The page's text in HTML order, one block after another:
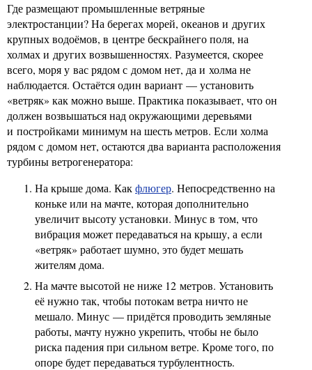
Где размещают промышленные ветряные
электростанции? На берегах морей, океанов и других
крупных водоёмов, в центре бескрайнего поля, на
холмах и других возвышенностях. Разумеется, скорее
всего, моря у вас рядом с домом нет, да и холма не
наблюдается. Остаётся один вариант — установить
«ветряк» как можно выше. Практика показывает, что он
должен возвышаться над окружающими деревьями
и постройками минимум на шесть метров. Если холма
рядом с домом нет, остаются два варианта расположения
турбины ветрогенератора:
На крыше дома. Какфлюгер. Непосредственно на
коньке или на мачте, которая дополнительно
увеличит высоту установки. Минус в том, что
вибрация может передаваться на крышу, а если
«ветряк» работает шумно, это будет мешать
жителям дома.
На мачте высотой не ниже 12 метров. Установить
её нужно так, чтобы потокам ветра ничто не
мешало. Минус — придётся проводить земляные
работы, мачту нужно укрепить, чтобы не было
риска падения при сильном ветре. Кроме того, по
опоре будет передаваться турбулентность.